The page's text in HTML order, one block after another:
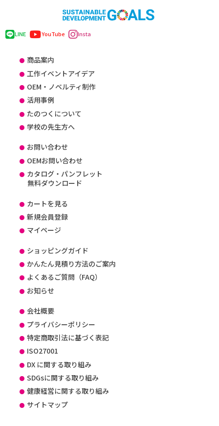
LINE YouTube Insta
商品案内
工作イベントアイデア
OEM・ノベルティ制作
活用事例
たのつくについて
学校の先生方へ
お問い合わせ
OEMお問い合わせ
カタログ・パンフレット
無料ダウンロード
カートを見る
新規会員登録
マイページ
ショッピングガイド
かんたん見積り方法のご案内
よくあるご質問（FAQ）
お知らせ
会社概要
プライバシーポリシー
特定商取引法に基づく表記
ISO27001
DX に関する取り組み
SDGsに関する取り組み
健康経営に関する取り組み
サイトマップ